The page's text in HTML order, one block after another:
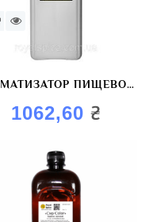
ПИЩЕВОЙ
«ПТИЦА КОПЧЕНАЯ С
ГОРЧИЦЕЙ»
1062,60 ₴